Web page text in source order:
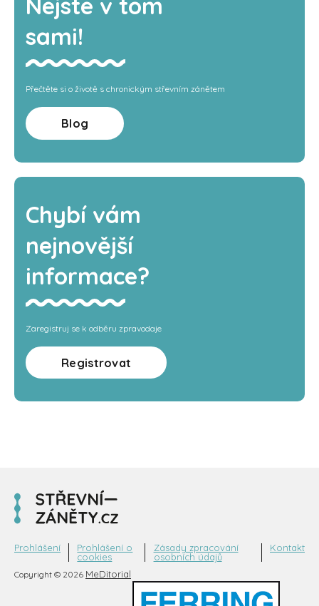
Nejste v tom
sami!
Přečtěte si o životě s chronickým střevním zánětem
Blog
Chybí vám
nejnovější
informace?
Zaregistruj se k odběru zpravodaje
Registrovat
Copyright © 2026 MeDitorial
Prohlášení
Prohlášení o
cookies
Zásady zpracování
osobních údajů
Kontakt